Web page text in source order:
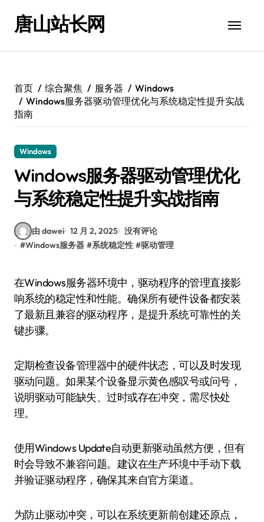
唐山站长网
首页 综合聚焦 服务器
Windows
Windows服务器驱动管理优化与系统稳定性提升实战
指南
Windows
Windows服务器驱动管理优化
与系统稳定性提升实战指南
由 dawei 12 月 2, 2025 没有评论
#Windows服务器 #系统稳定性 #驱动管理
在Windows服务器环境中，驱动程序的管理直接影
响系统的稳定性和性能。确保所有硬件设备都安装
了最新且兼容的驱动程序，是提升系统可靠性的关
键步骤。
定期检查设备管理器中的硬件状态，可以及时发现
驱动问题。如果某个设备显示黄色感叹号或问号，
说明驱动可能缺失、过时或存在冲突，需尽快处
理。
使用Windows Update自动更新驱动虽然方便，但有
时会导致不兼容问题。建议在生产环境中手动下载
并验证驱动程序，确保其来自官方渠道。
为防止驱动冲突，可以在系统更新前创建还原点，